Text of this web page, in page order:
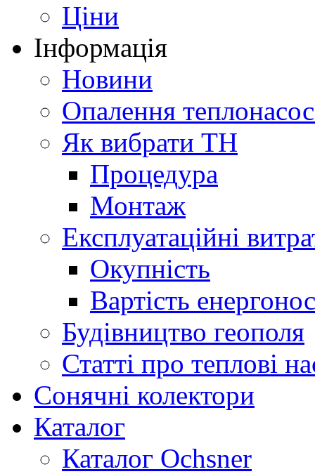
Ціни
Інформація
Новини
Опалення
Як вибрати ТН
Процедура
Монтаж
Експлуатаційні
Окупність
Вартість
Будівництво геополя
Статті про теплові
Сонячні колектори
Каталог
Каталог Ochsner